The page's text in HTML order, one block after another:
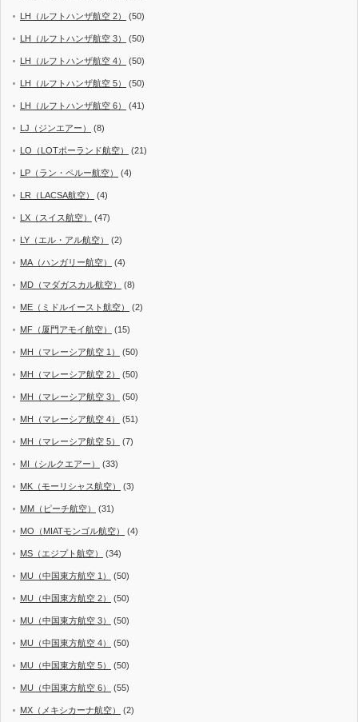
LH（ルフトハンザ航空 2） (50)
LH（ルフトハンザ航空 3） (50)
LH（ルフトハンザ航空 4） (50)
LH（ルフトハンザ航空 5） (50)
LH（ルフトハンザ航空 6） (41)
LJ（ジンエアー） (8)
LO（LOTポーランド航空） (21)
LP（ラン・ペルー航空） (4)
LR（LACSA航空） (4)
LX（スイス航空） (47)
LY（エル・アル航空） (2)
MA（ハンガリー航空） (4)
MD（マダガスカル航空） (8)
ME（ミドルイースト航空） (2)
MF（厦門アモイ航空） (15)
MH（マレーシア航空 1） (50)
MH（マレーシア航空 2） (50)
MH（マレーシア航空 3） (50)
MH（マレーシア航空 4） (51)
MH（マレーシア航空 5） (7)
MI（シルクエアー） (33)
MK（モーリシャス航空） (3)
MM（ピーチ航空） (31)
MO（MIATモンゴル航空） (4)
MS（エジプト航空） (34)
MU（中国東方航空 1） (50)
MU（中国東方航空 2） (50)
MU（中国東方航空 3） (50)
MU（中国東方航空 4） (50)
MU（中国東方航空 5） (50)
MU（中国東方航空 6） (55)
MX（メキシカーナ航空） (2)